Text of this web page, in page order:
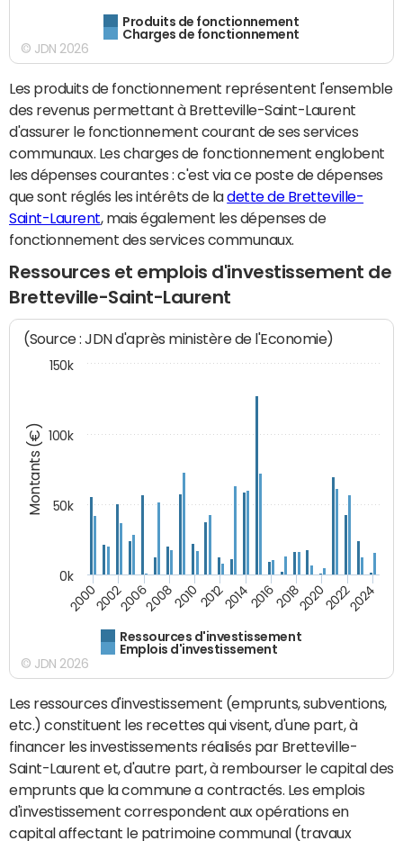
Produits de fonctionnement
Charges de fonctionnement
© JDN 2026
Les produits de fonctionnement représentent l'ensemble
des revenus permettant à Bretteville-Saint-Laurent
d'assurer le fonctionnement courant de ses services
communaux. Les charges de fonctionnement englobent
les dépenses courantes : c'est via ce poste de dépenses
que sont réglés les intérêts de ladette de Bretteville-
Saint-Laurent, mais également les dépenses de
fonctionnement des services communaux.
Ressources et emplois d'investissement de
Bretteville-Saint-Laurent
Montants (€)
(Source : JDN d'après ministère de l'Economie)
Ressources d'investissement
Emplois d'investissement
200020022006200820102012201420162018202020222024
0k
50k
100k
150k
© JDN 2026
Les ressources d'investissement (emprunts, subventions,
etc.) constituent les recettes qui visent, d'une part, à
financer les investissements réalisés par Bretteville-
Saint-Laurent et, d'autre part, à rembourser le capital des
emprunts que la commune a contractés. Les emplois
d'investissement correspondent aux opérations en
capital affectant le patrimoine communal (travaux